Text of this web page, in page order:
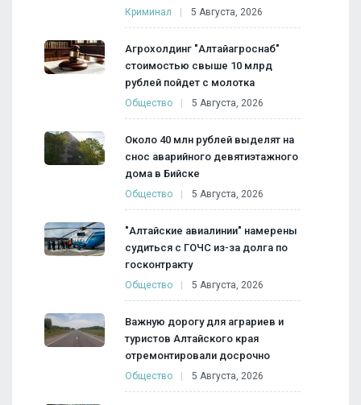
Криминал 5 Августа, 2026
Агрохолдинг "Алтайагроснаб"
стоимостью свыше 10 млрд
рублей пойдет с молотка
Общество 5 Августа, 2026
Около 40 млн рублей выделят на
снос аварийного девятиэтажного
дома в Бийске
Общество 5 Августа, 2026
"Алтайские авиалинии" намерены
судиться с ГОЧС из-за долга по
госконтракту
Общество 5 Августа, 2026
Важную дорогу для аграриев и
туристов Алтайского края
отремонтировали досрочно
Общество 5 Августа, 2026